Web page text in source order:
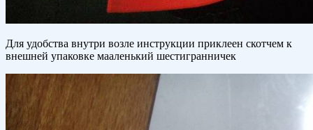
Для удобства внутри возле инструкции приклеен скотчем к
внешней упаковке мааленький шестигранничек